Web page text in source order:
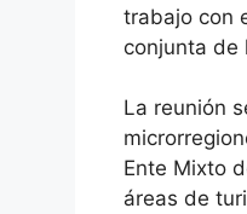
trabajo con
conjunta de
La reunión
Ente Mixto
áreas de